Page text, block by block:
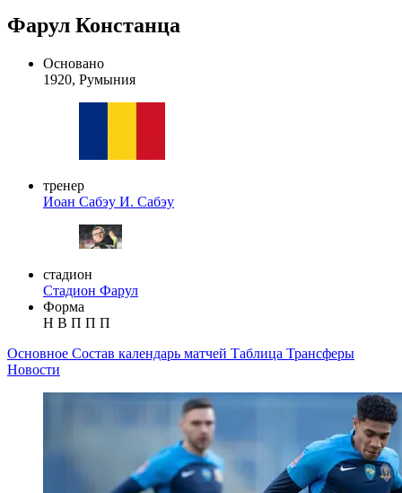
Фарул Констанца
Основано
1920, Румыния
тренер
Иоан Сабэу И. Сабэу
стадион
Стадион Фарул
Форма
Н В П П П
Основное Состав календарь матчей Таблица Трансферы
Новости